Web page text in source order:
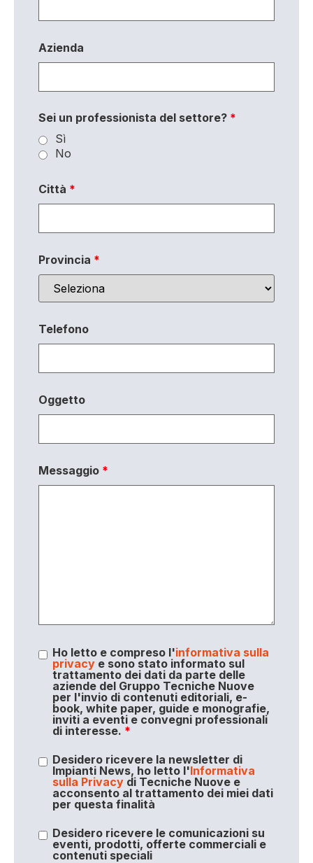
Azienda
Sei un professionista del settore? *
Sì
No
Città *
Provincia *
Telefono
Oggetto
Messaggio *
Ho letto e compreso l'informativa sulla
privacye sono stato informato sul
trattamento dei dati da parte delle
aziende del Gruppo Tecniche Nuove
per l'invio di contenuti editoriali, e-
book, white paper, guide e monografie,
inviti a eventi e convegni professionali
di interesse. *
Desidero ricevere la newsletter di
Impianti News, ho letto l'Informativa
sulla Privacydi Tecniche Nuove e
acconsento al trattamento dei miei dati
per questa finalità
Desidero ricevere le comunicazioni su
eventi, prodotti, offerte commerciali e
contenuti speciali